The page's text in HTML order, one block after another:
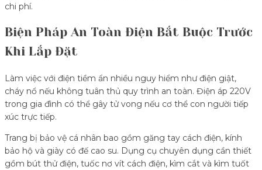
chi phí.
Biện Pháp An Toàn Điện Bắt Buộc Trước
Khi Lắp Đặt
Làm việc với điện tiềm ẩn nhiều nguy hiểm như điện giật,
cháy nổ nếu không tuân thủ quy trình an toàn. Điện áp 220V
trong gia đình có thể gây tử vong nếu cơ thể con người tiếp
xúc trực tiếp.
Trang bị bảo vệ cá nhân bao gồm găng tay cách điện, kính
bảo hộ và giày có đế cao su. Dụng cụ chuyên dụng cần thiết
gồm bút thử điện, tuốc nơ vít cách điện, kìm cắt và kìm tuốt